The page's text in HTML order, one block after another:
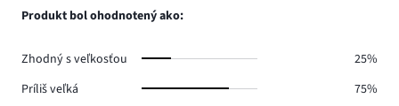
Produkt bol ohodnotený ako:
Zhodný s veľkosťou
25%
Príliš veľká
75%